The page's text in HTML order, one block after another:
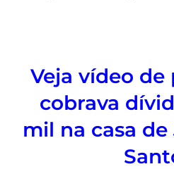
Veja vídeo
cobrava
mil na casa de